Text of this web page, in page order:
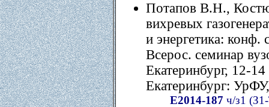
Потапов В.Н.,
вихревых
и энергетика:
Всерос. семинар
Екатеринбург, 12-
Екатеринбург:
Е2014-187 ч/з1